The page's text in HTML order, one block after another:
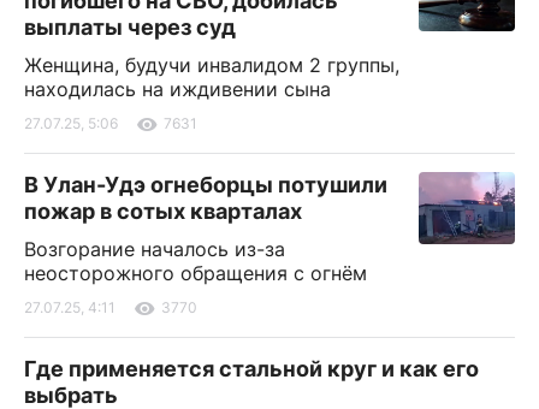
выплаты через суд
Женщина, будучи инвалидом 2 группы,
находилась на иждивении сына
27.07.25, 5:06 7631
В Улан-Удэ огнеборцы потушили
пожар в сотых кварталах
Возгорание началось из-за
неосторожного обращения с огнём
27.07.25, 4:11 3770
Где применяется стальной круг и как его
выбрать